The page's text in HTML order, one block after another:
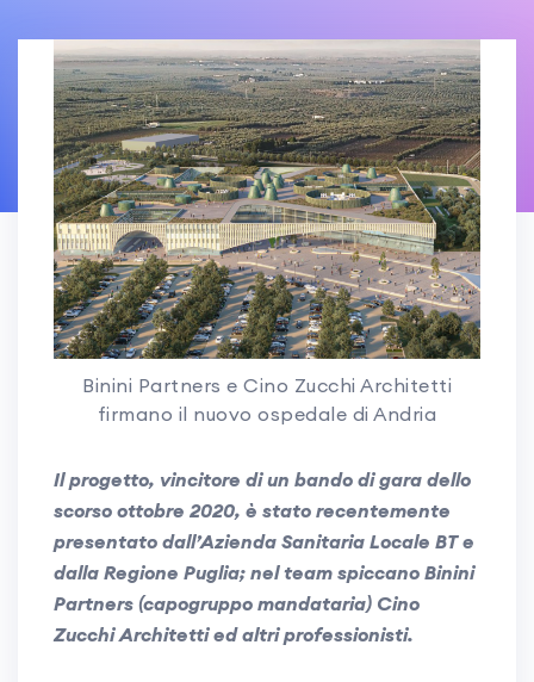
Binini Partners e Cino Zucchi Architetti
firmano il nuovo ospedale di Andria
Il progetto, vincitore di un bando di gara dello
scorso ottobre 2020, è stato recentemente
presentato dall’Azienda Sanitaria Locale BT e
dalla Regione Puglia; nel team spiccano Binini
Partners (capogruppo mandataria) Cino
Zucchi Architetti ed altri professionisti.